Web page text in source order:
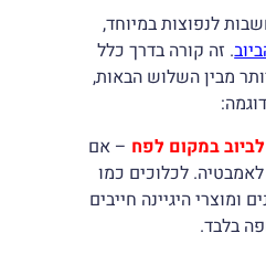
לנפוצות במיוחד,
. זה קורה בדרך כלל
מבין השלוש הבאות,
במקום לפח – אם
לכלוכים כמו
ומוצרי היגיינה חייבים
בלבד.